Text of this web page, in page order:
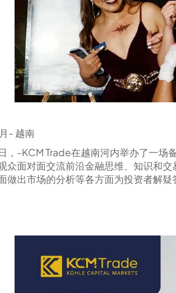
- 越南
，-KCM Trade在越南河内举办了一场
众面对面交流前沿金融思维、知识和
做出市场的分析等各方面为投资者解